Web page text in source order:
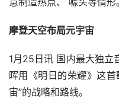
摩登天空布局元宇宙
1月25日讯 国内最大独立
晖用《明日的荣耀》这
宙”的战略和路线。